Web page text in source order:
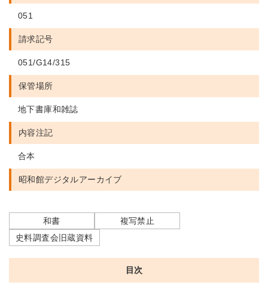
051
請求記号
051/G14/315
保管場所
地下書庫和雑誌
内容注記
合本
昭和館デジタルアーカイブ
和書
複写禁止
史料調査会旧蔵資料
目次